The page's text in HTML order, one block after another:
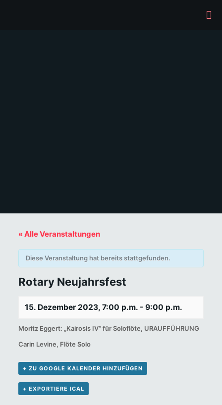
« Alle Veranstaltungen
Diese Veranstaltung hat bereits stattgefunden.
Rotary Neujahrsfest
15. Dezember 2023, 7:00 p.m.- 9:00 p.m.
Moritz Eggert: „Kairosis IV“ für Soloflöte, URAUFFÜHRUNG
Carin Levine, Flöte Solo
+ ZU GOOGLE KALENDER HINZUFÜGEN
+ EXPORTIERE ICAL